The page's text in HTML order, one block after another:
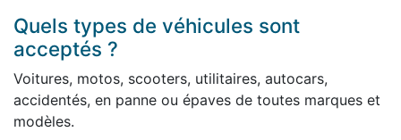
Quels types de véhicules sont
acceptés ?
Voitures, motos, scooters, utilitaires, autocars,
accidentés, en panne ou épaves de toutes marques et
modèles.